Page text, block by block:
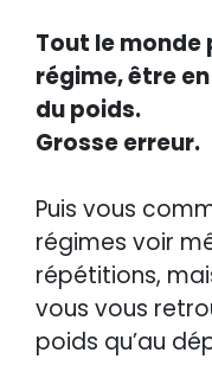
Tout le monde
régime, être
du poids.
Grosse erreur.
Puis vous
régimes voir
répétitions,
vous vous
poids qu’au